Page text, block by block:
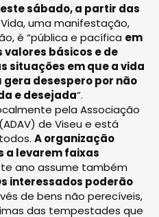
este sábado, a partir das
uma manifestação,
é “pública e pacífica em
valores básicos e de
situações em que a vida
desespero por não
e desejada”.
pela Associação
de Viseu e está
A organização
a levarem faixas
ano assume também
interessados poderão
de bens não perecíveis,
das tempestades que